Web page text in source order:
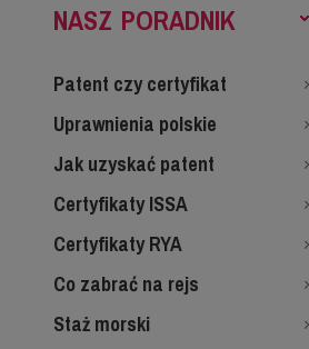
NASZ PORADNIK
Patent czy certyfikat
Uprawnienia polskie
Jak uzyskać patent
Certyfikaty ISSA
Certyfikaty RYA
Co zabrać na rejs
Staż morski